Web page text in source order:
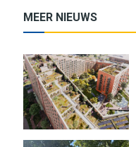
MEER NIEUWS